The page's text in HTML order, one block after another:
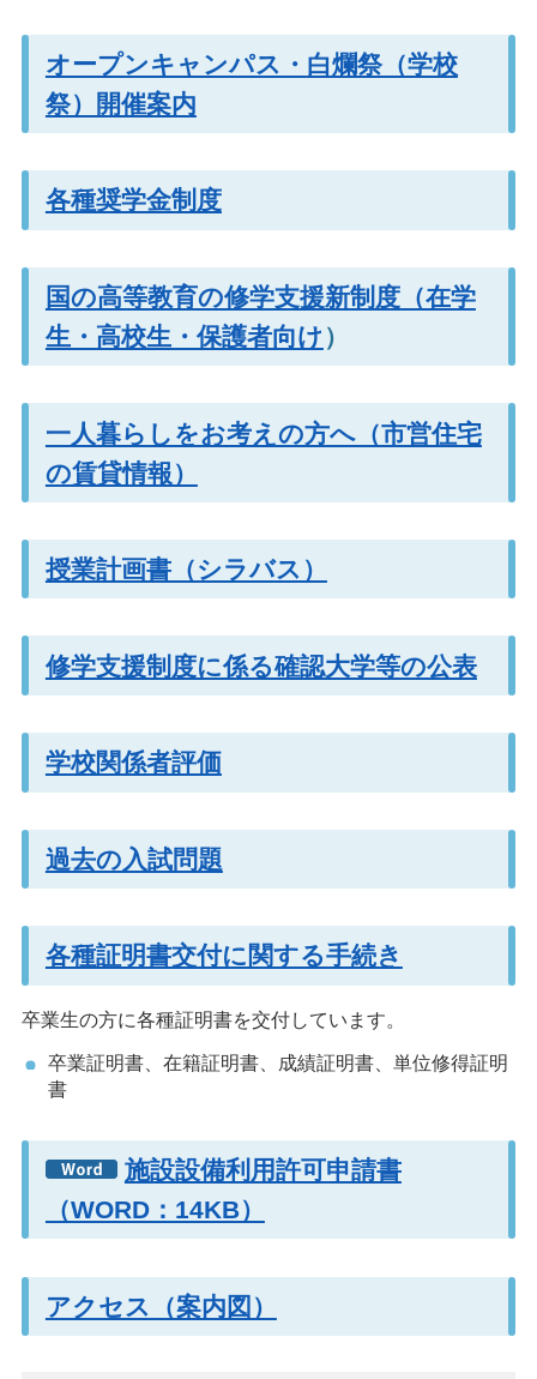
オープンキャンパス・ 白爛祭（学校
祭）開催案内
各種奨学金制度
国の高等教育の修学支援新制度（在学
生・高校生・保護者向け ）
一人暮らしをお考えの方へ（市営住宅
の賃貸情報）
授業計画書（シラバス）
修学支援制度に係る確認大学等の公表
学校関係者評価
過去の入試問題
各種証明書交付に関する手続き
卒業生の方に各種証明書を交付しています。
卒業証明書、在籍証明書、成績証明書、単位修得証明
書
施設設備利用許可申請書
（WORD：14KB）
アクセス（案内図）